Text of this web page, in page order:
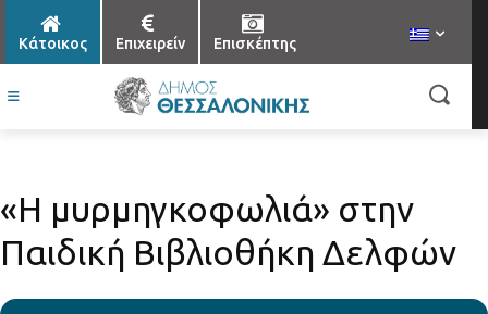
Κάτοικος Επιχειρείν Επισκέπτης
«Η μυρμηγκοφωλιά» στην
Παιδική Βιβλιοθήκη Δελφών